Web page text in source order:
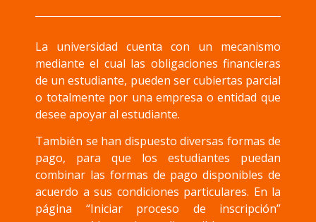
La universidad cuenta con un mecanismo
mediante el cual las obligaciones financieras
de un estudiante, pueden ser cubiertas parcial
o totalmente por una empresa o entidad que
desee apoyar al estudiante.
También se han dispuesto diversas formas de
pago, para que los estudiantes puedan
combinar las formas de pago disponibles de
acuerdo a sus condiciones particulares. En la
página “Iniciar proceso de inscripción”